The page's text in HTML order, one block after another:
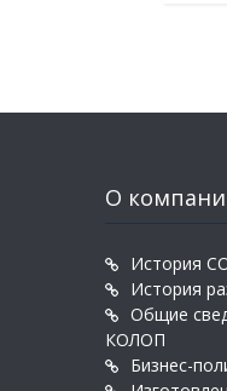
О
История
История
Общие
КОЛОП
Бизнес-